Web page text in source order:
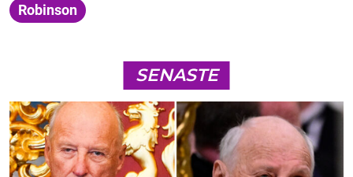
Robinson
SENASTE